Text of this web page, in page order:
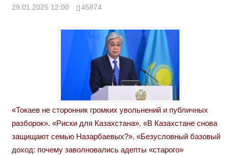
29.01.2025 12:00 45874
«Токаев не сторонник громких увольнений и публичных
разборок». «Риски для Казахстана». «В Казахстане снова
защищают семью Назарбаевых?». «Безусловный базовый
доход: почему заволновались адепты «старого»